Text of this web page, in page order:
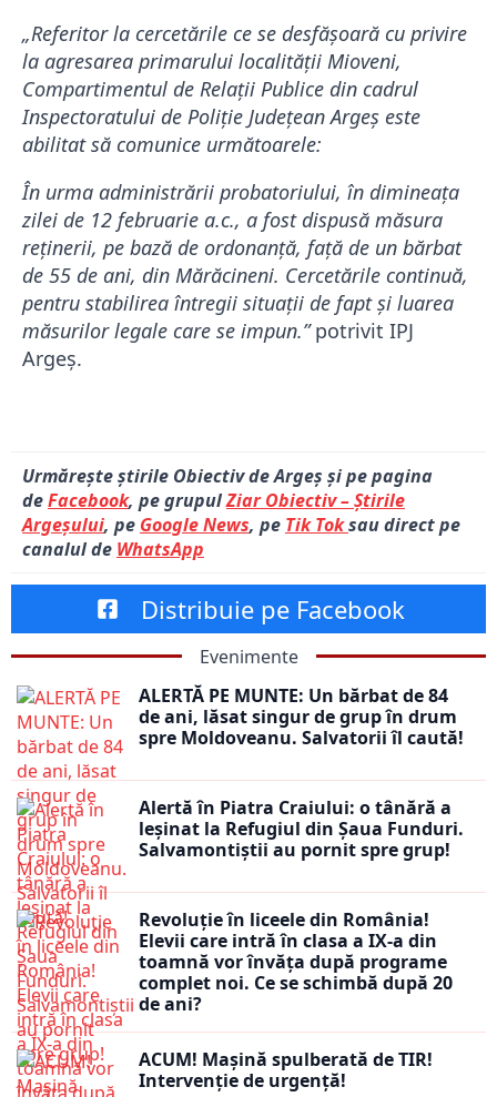
„Referitor la cercetările ce se desfășoară cu privire
la agresarea primarului localității Mioveni,
Compartimentul de Relații Publice din cadrul
Inspectoratului de Poliție Județean Argeș este
abilitat să comunice următoarele:
În urma administrării probatoriului, în dimineața
zilei de 12 februarie a.c., a fost dispusă măsura
reținerii, pe bază de ordonanță, față de un bărbat
de 55 de ani, din Mărăcineni. Cercetările continuă,
pentru stabilirea întregii situații de fapt și luarea
măsurilor legale care se impun.”potrivit IPJ
Argeș.
Urmărește știrile Obiectiv de Argeș și pe pagina
deFacebook, pe grupulZiar Obiectiv – Știrile
Argeșului, pe Google News, pe Tik Toksau direct pe
canalul de WhatsApp
Distribuie pe Facebook
Evenimente
ALERTĂ PE MUNTE: Un bărbat de 84
de ani, lăsat singur de grup în drum
spre Moldoveanu. Salvatorii îl caută!
Alertă în Piatra Craiului: o tânără a
leșinat la Refugiul din Șaua Funduri.
Salvamontiștii au pornit spre grup!
Revoluție în liceele din România!
Elevii care intră în clasa a IX-a din
toamnă vor învăța după programe
complet noi. Ce se schimbă după 20
de ani?
ACUM! Mașină spulberată de TIR!
Intervenție de urgență!